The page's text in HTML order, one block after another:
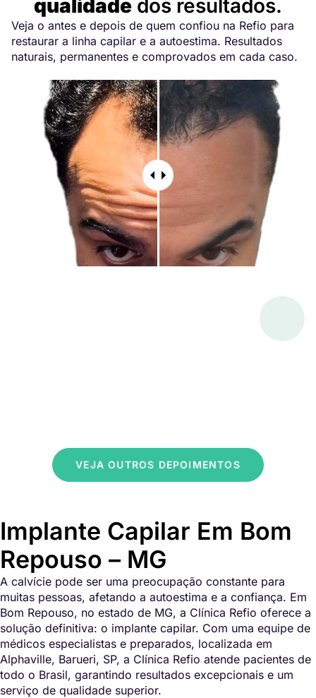
qualidade dos resultados.
Veja o antes e depois de quem confiou na Refio para
restaurar a linha capilar e a autoestima. Resultados
naturais, permanentes e comprovados em cada caso.
VEJA OUTROS DEPOIMENTOS
Implante Capilar Em Bom
Repouso – MG
A calvície pode ser uma preocupação constante para
muitas pessoas, afetando a autoestima e a confiança. Em
Bom Repouso, no estado de MG, a Clínica Refio oferece a
solução definitiva: o implante capilar. Com uma equipe de
médicos especialistas e preparados, localizada em
Alphaville, Barueri, SP, a Clínica Refio atende pacientes de
todo o Brasil, garantindo resultados excepcionais e um
serviço de qualidade superior.